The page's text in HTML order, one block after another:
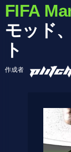
FIFA
モッド
ト
作成者